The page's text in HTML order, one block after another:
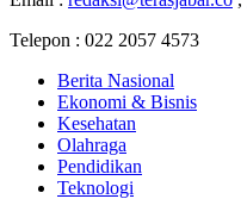
Telepon : 022 2057 4573
Berita Nasional
Ekonomi & Bisnis
Kesehatan
Olahraga
Pendidikan
Teknologi